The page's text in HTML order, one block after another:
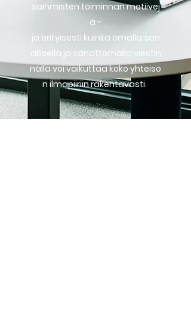
saihmisten toiminnan motiivej
a -
ja erityisesti kuinka omalla san
allisella ja sanattomalla viestin
nällä voi vaikuttaa koko yhteisö
n ilmapiiriin rakentavasti.